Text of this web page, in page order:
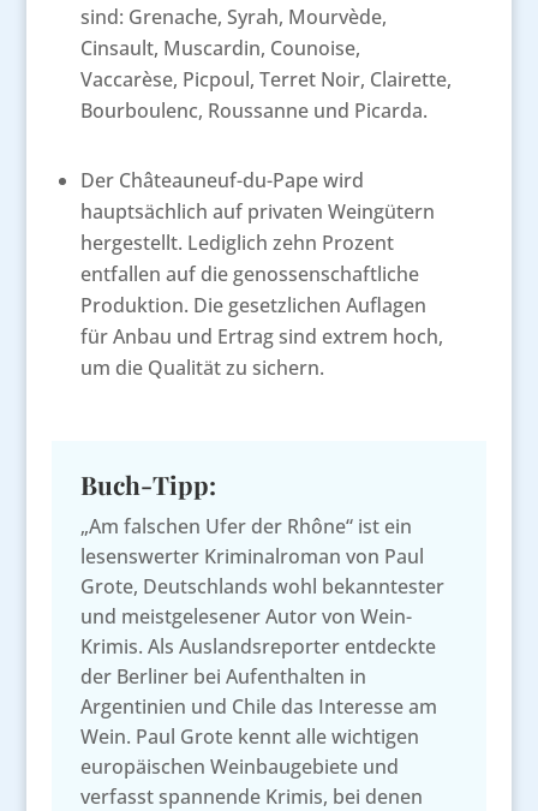
sind: Grenache, Syrah, Mourvède,
Cinsault, Muscardin, Counoise,
Vaccarèse, Picpoul, Terret Noir, Clairette,
Bourboulenc, Roussanne und Picarda.
Der Châteauneuf-du-Pape wird
hauptsächlich auf privaten Weingütern
hergestellt. Lediglich zehn Prozent
entfallen auf die genossenschaftliche
Produktion. Die gesetzlichen Auflagen
für Anbau und Ertrag sind extrem hoch,
um die Qualität zu sichern.
Buch-Tipp:
„Am falschen Ufer der Rhône“ ist ein
lesenswerter Kriminalroman von Paul
Grote, Deutschlands wohl bekanntester
und meistgelesener Autor von Wein-
Krimis. Als Auslandsreporter entdeckte
der Berliner bei Aufenthalten in
Argentinien und Chile das Interesse am
Wein. Paul Grote kennt alle wichtigen
europäischen Weinbaugebiete und
verfasst spannende Krimis, bei denen